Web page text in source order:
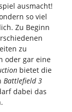
ausmacht!
so viel
Zu Beginn
zu
oder gar eine
bietet die
Battlefield 3
dabei das